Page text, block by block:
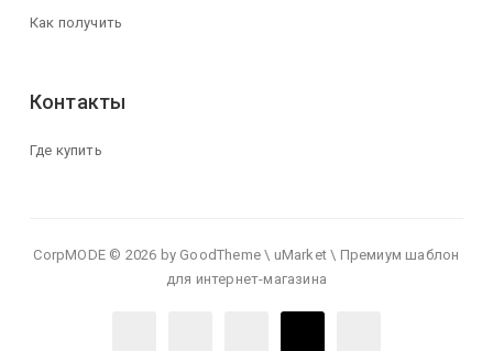
Как получить
Контакты
Где купить
CorpMODE © 2026 by GoodTheme \ uMarket \ Премиум шаблон
для интернет-магазина